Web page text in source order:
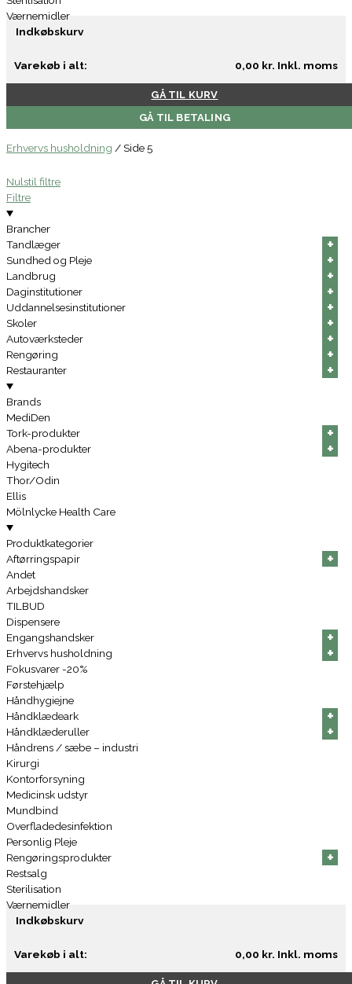
Værnemidler
Indkøbskurv
Varekøb i alt: 0,00 kr. Inkl. moms
GÅ TIL KURV
GÅ TIL BETALING
Erhvervs husholdning /Side 5
Nulstil filtre
Filtre
Brancher
Tandlæger
+
+
+
+
+
+
Sundhed og Pleje +
+
+
+
+
+
Landbrug +
+
+
+
+
+
Daginstitutioner +
+
+
+
+
+
Uddannelsesinstitutioner +
+
+
+
+
+
Skoler +
+
+
+
+
+
Autoværksteder +
+
+
+
+
+
Rengøring +
+
+
+
+
+
Restauranter +
+
+
+
+
+
Brands
MediDen
Tork-produkter
+
+
+
+
+
+
Abena-produkter +
+
+
+
+
+
Hygitech
Thor/Odin
Ellis
Mölnlycke Health Care
Produktkategorier
Aftørringspapir
+
+
+
+
+
+
Andet
Arbejdshandsker
TILBUD
Dispensere
Engangshandsker
+
+
+
+
+
+
Erhvervs husholdning +
+
+
+
+
+
Fokusvarer -20%
Førstehjælp
Håndhygiejne
Håndklædeark
+
+
+
+
+
+
Håndklæderuller +
+
+
+
+
+
Håndrens / sæbe – industri
Kirurgi
Kontorforsyning
Medicinsk udstyr
Mundbind
Overfladedesinfektion
Personlig Pleje
Rengøringsprodukter
+
+
+
+
+
+
Restsalg
Sterilisation
Værnemidler
Indkøbskurv
Varekøb i alt: 0,00 kr. Inkl. moms